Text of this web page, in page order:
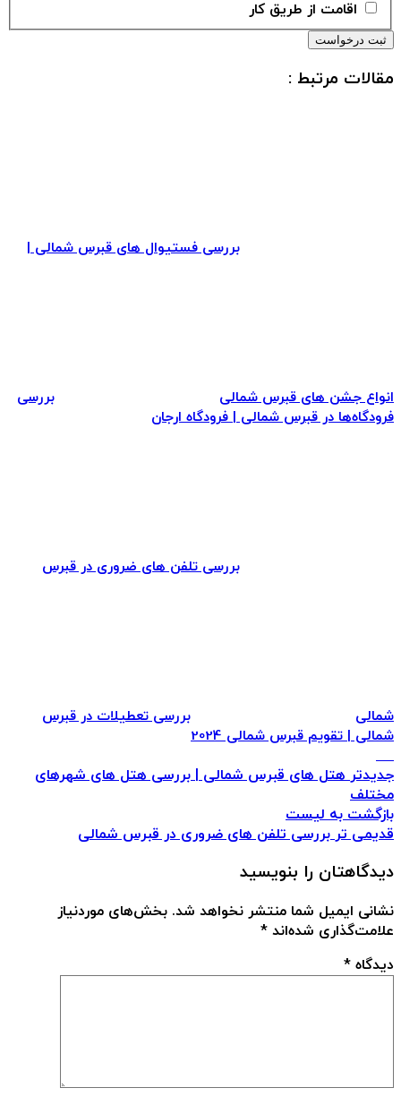
اقامت از طریق کار
مقالات مرتبط :
بررسی فستیوال های قبرس شمالی |
انواع جشن های قبرس شمالی
بررسی
فرودگاه‌ها در قبرس شمالی | فرودگاه ارجان
بررسی تلفن های ضروری در قبرس
شمالی
بررسی تعطیلات در قبرس
شمالی | تقویم قبرس شمالی 2024
جدیدتر هتل های قبرس شمالی | بررسی هتل های شهرهای
مختلف
بازگشت به لیست
قدیمی تر بررسی تلفن های ضروری در قبرس شمالی
دیدگاهتان را بنویسید
نشانی ایمیل شما منتشر نخواهد شد. بخش‌های موردنیاز
علامت‌گذاری شده‌اند *
دیدگاه *